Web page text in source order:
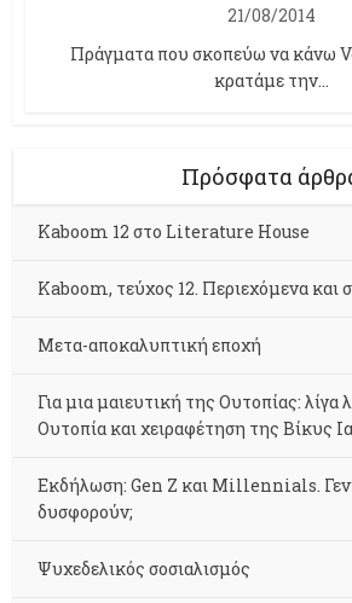
21/08/2014
Πράγματα που σκοπεύω να κάνω
κρατάμε την...
Πρόσφατα
Kaboom 12 στο Literature House
Kaboom, τεύχος 12. Περιεχόμενα και
Μετα-αποκαλυπτική εποχή
Για μια μαιευτική της Ουτοπίας: λίγα
Ουτοπία και χειραφέτηση της Βίκυς
Εκδήλωση: Gen Z και Millennials.
δυσφορούν;
Ψυχεδελικός σοσιαλισμός